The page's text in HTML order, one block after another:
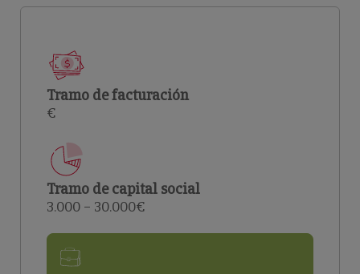
Tramo de facturación
€
Tramo de capital social
3.000 – 30.000€